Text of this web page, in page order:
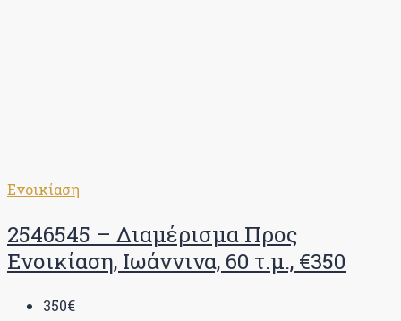
Ενοικίαση
2546545 – Διαμέρισμα Προς
Ενοικίαση, Ιωάννινα, 60 τ.μ., €350
350€